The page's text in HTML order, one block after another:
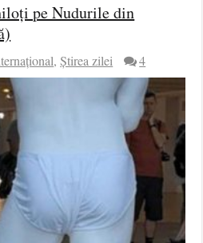
pe Nudurile din
,Știrea zilei 4